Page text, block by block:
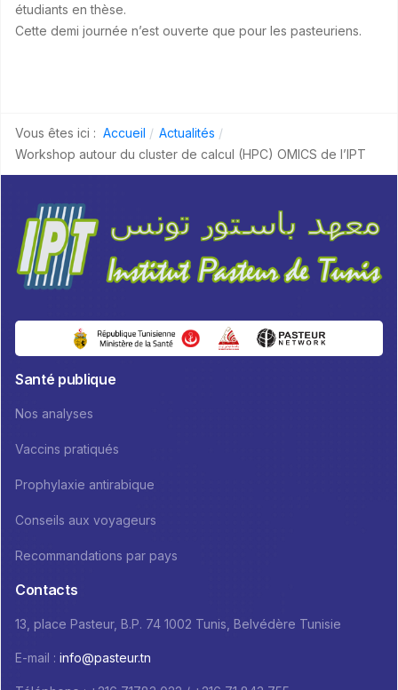
étudiants en thèse.
Cette demi journée n’est ouverte que pour les pasteuriens.
Vous êtes ici : Accueil
Actualités
Workshop autour du cluster de calcul (HPC) OMICS de l’IPT
Santé publique
Nos analyses
Vaccins pratiqués
Prophylaxie antirabique
Conseils aux voyageurs
Recommandations par pays
Contacts
13, place Pasteur, B.P. 74 1002 Tunis, Belvédère Tunisie
E-mail : info@pasteur.tn